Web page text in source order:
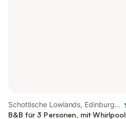
Schottische Lowlands, Edinburgh
und Lothian
B&B für 3 Personen, mit Whirlpool